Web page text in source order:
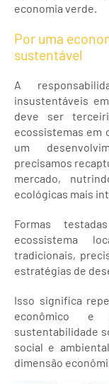
economia verde.
Por uma
sustentável
A
insustentáveis
deve ser
ecossistemas em
um
precisamos
mercado,
ecológicas mais
Formas
ecossistema
tradicionais,
estratégias de
Isso significa
econômico e
sustentabilidade
social e
dimensão